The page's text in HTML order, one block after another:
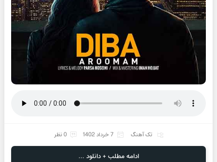
تک آهنگ 7 خرداد 1402 0 نظر
ادامه مطلب + دانلود ...